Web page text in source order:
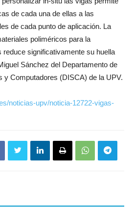
de cada una de ellas a las
de cada punto de aplicación. La
poliméricos para la
reduce significativamente su huella
Sánchez del Departamento de
y Computadores (DISCA) de la UPV.
noticias-upv/noticia-12722-vigas-